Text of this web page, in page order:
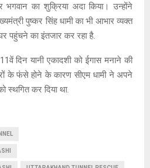
का शुक्रिया अदा किया। उन्होंने
पुष्कर सिंह धामी का भी आभार व्यक्त
पहुंचने का इंतजार कर रहा है.
दिन यानी एकादशी को ईगास मनाने की
के फंसे होने के कारण सीएम धामी ने अपने
स्थगित कर दिया था.